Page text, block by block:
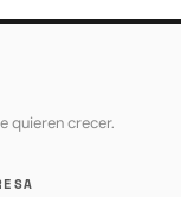
quieren crecer.